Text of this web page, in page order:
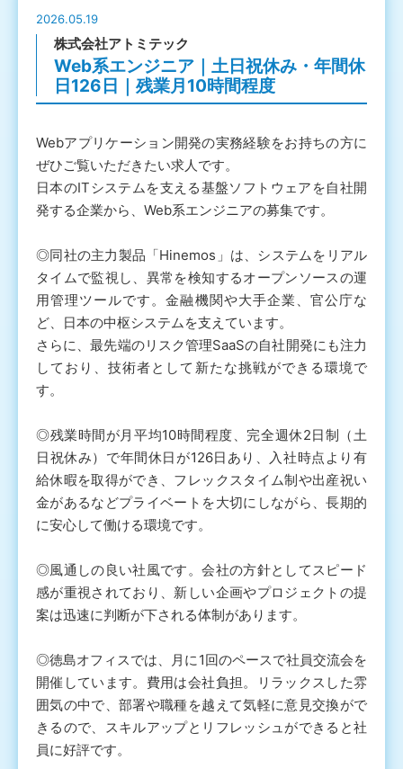
2026.05.19
株式会社アトミテック
Web系エンジニア｜土日祝休み・年間休
日126日｜残業月10時間程度
Webアプリケーション開発の実務経験をお持ちの方に
ぜひご覧いただきたい求人です。
日本のITシステムを支える基盤ソフトウェアを自社開
発する企業から、Web系エンジニアの募集です。
◎同社の主力製品「Hinemos」は、システムをリアル
タイムで監視し、異常を検知するオープンソースの運
用管理ツールです。金融機関や大手企業、官公庁な
ど、日本の中枢システムを支えています。
さらに、最先端のリスク管理SaaSの自社開発にも注力
しており、技術者として新たな挑戦ができる環境で
す。
◎残業時間が月平均10時間程度、完全週休2日制（土
日祝休み）で年間休日が126日あり、入社時点より有
給休暇を取得ができ、フレックスタイム制や出産祝い
金があるなどプライベートを大切にしながら、長期的
に安心して働ける環境です。
◎風通しの良い社風です。会社の方針としてスピード
感が重視されており、新しい企画やプロジェクトの提
案は迅速に判断が下される体制があります。
◎徳島オフィスでは、月に1回のペースで社員交流会を
開催しています。費用は会社負担。リラックスした雰
囲気の中で、部署や職種を越えて気軽に意見交換がで
きるので、スキルアップとリフレッシュができると社
員に好評です。